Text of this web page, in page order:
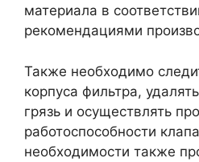
материала в
рекомендациями
Также необходимо
корпуса фильтра,
грязь и осуществлять
работоспособности
необходимости также